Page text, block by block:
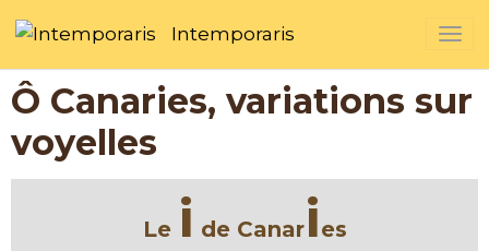
Intemporaris
Ô Canaries, variations sur
voyelles
Le i de Canaries